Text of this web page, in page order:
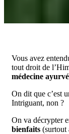
Vous avez
tout droit de
médecine
On dit que c’est
Intriguant, non ?
On va décrypter
bienfaits (surtout